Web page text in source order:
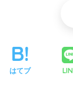
はてブ